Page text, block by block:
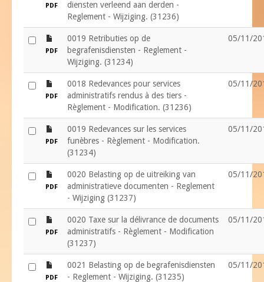
PDF
diensten verleend aan derden -
Reglement - Wijziging. (31236)
PDF
0019 Retributies op de
begrafenisdiensten - Reglement -
Wijziging. (31234)
05/11/
PDF
0018 Redevances pour services
administratifs rendus à des tiers -
Règlement - Modification. (31236)
05/11/
PDF
0019 Redevances sur les services
funèbres - Règlement - Modification.
(31234)
05/11/
PDF
0020 Belasting op de uitreiking van
administratieve documenten - Reglement
- Wijziging (31237)
05/11/
PDF
0020 Taxe sur la délivrance de documents
administratifs - Règlement - Modification
(31237)
05/11/
PDF
0021 Belasting op de begrafenisdiensten
- Reglement - Wijziging. (31235)
05/11/